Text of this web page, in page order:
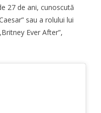
27 de ani, cunoscută
sau a rolului lui
Ever After”,